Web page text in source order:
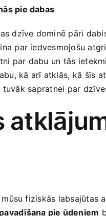
pie ​dabas
dzīve dominē‌ pāri
par iedvesmojošu
par dabu⁤ un tās
kā arī ‍atklās,⁣ kā šīs
sapratnei ⁣par
fiziskās
pie ūdeņiem